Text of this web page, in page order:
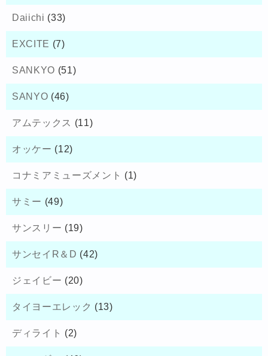
Daiichi (33)
EXCITE (7)
SANKYO (51)
SANYO (46)
アムテックス (11)
オッケー (12)
コナミアミューズメント (1)
サミー (49)
サンスリー (19)
サンセイR＆D (42)
ジェイビー (20)
タイヨーエレック (13)
ディライト (2)